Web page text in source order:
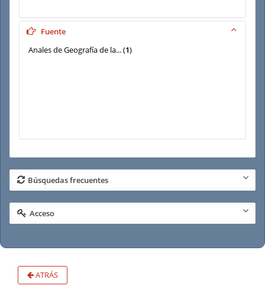
Fuente
Anales de Geografía de la...(1)
Búsquedas frecuentes
Acceso
ATRÁS